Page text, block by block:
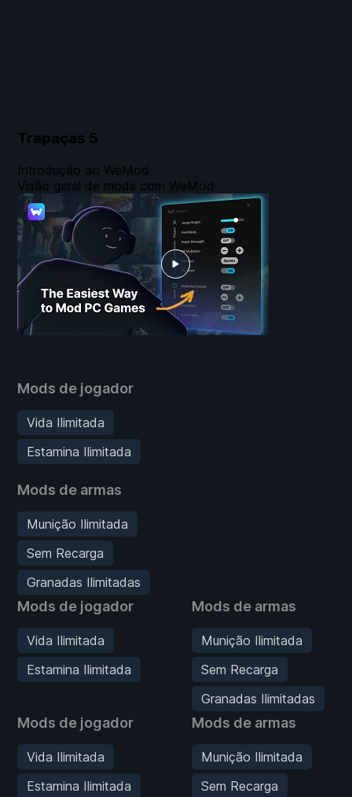
Trapaças 5
Mods de jogador
Vida Ilimitada
Estamina Ilimitada
Mods de armas
Munição Ilimitada
Sem Recarga
Granadas Ilimitadas
Mods de jogador
Vida Ilimitada
Estamina Ilimitada
Mods de armas
Munição Ilimitada
Sem Recarga
Granadas Ilimitadas
Mods de jogador
Vida Ilimitada
Estamina Ilimitada
Mods de armas
Munição Ilimitada
Sem Recarga
Introdução ao WeMod
Visão geral de mods com WeMod